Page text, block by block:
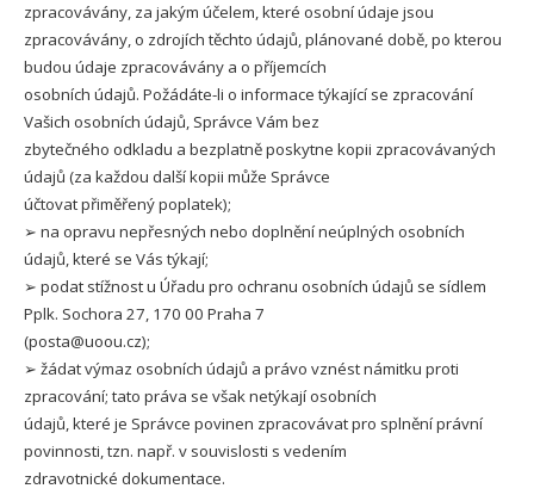
zpracovávány, za jakým účelem, které osobní údaje jsou
zpracovávány, o zdrojích těchto údajů, plánované době, po kterou
budou údaje zpracovávány a o příjemcích
osobních údajů. Požádáte-li o informace týkající se zpracování
Vašich osobních údajů, Správce Vám bez
zbytečného odkladu a bezplatně poskytne kopii zpracovávaných
údajů (za každou další kopii může Správce
účtovat přiměřený poplatek);
➢ na opravu nepřesných nebo doplnění neúplných osobních
údajů, které se Vás týkají;
➢ podat stížnost u Úřadu pro ochranu osobních údajů se sídlem
Pplk. Sochora 27, 170 00 Praha 7
(posta@uoou.cz);
➢ žádat výmaz osobních údajů a právo vznést námitku proti
zpracování; tato práva se však netýkají osobních
údajů, které je Správce povinen zpracovávat pro splnění právní
povinnosti, tzn. např. v souvislosti s vedením
zdravotnické dokumentace.